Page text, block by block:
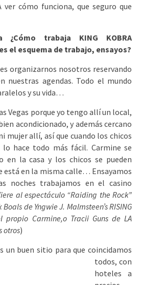
cómo funciona, que seguro que
trabaja KING KOBRA
el esquema de trabajo, ensayos?
organizarnos nosotros reservando
nuestras agendas. Todo el mundo
y su vida…
Vegas porque yo tengo allí un local,
acondicionado, y además cercano
mujer allí, así que cuando los chicos
lo hace todo más fácil. Carmine se
en la casa y los chicos se pueden
está en la misma calle… Ensayamos
noches trabajamos en el casino
al espectáculo “Raiding the Rock”
de Yngwie J. Malmsteen’s RISING
propio Carmine,o Tracii Guns de LA
otros)
un buen sitio para que coincidamos
todos, con
hoteles a